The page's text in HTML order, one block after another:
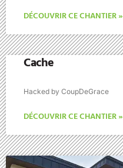
DÉCOUVRIR CE CHANTIER »
Cache
Hacked by CoupDeGrace
DÉCOUVRIR CE CHANTIER »